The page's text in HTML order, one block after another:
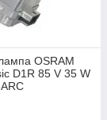
OSRAM
D1R 85 V 35 W